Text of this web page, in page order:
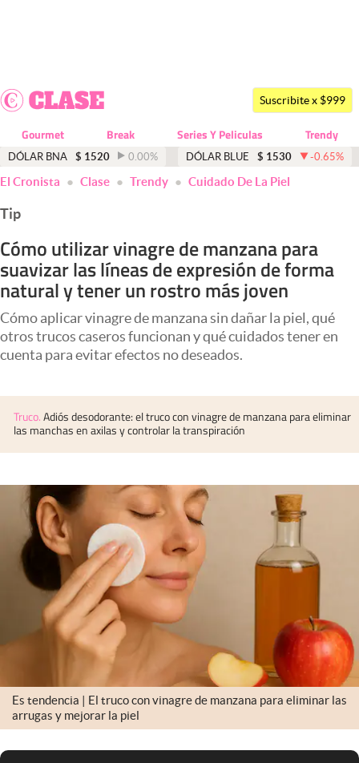
Dólar
Economía y Política
Finanzas y Mercados
Negocios
Columnistas
Apertura
Clase
Clima
Eventos Corporativos
El Cronista Studio
Mediakit
abre en nueva pestaña
Argentina
Suscribite x $999
Gourmet Break Series Y Peliculas Trendy
DÓLAR BNA $ 1520 0.00% DÓLAR BLUE $ 1530 -0.65%
El Cronista Clase Trendy Cuidado De La Piel
Tip
Cómo utilizar vinagre de manzana para
suavizar las líneas de expresión de forma
natural y tener un rostro más joven
Cómo aplicar vinagre de manzana sin dañar la piel, qué
otros trucos caseros funcionan y qué cuidados tener en
cuenta para evitar efectos no deseados.
Truco.Adiós desodorante: el truco con vinagre de manzana para eliminar
las manchas en axilas y controlar la transpiración
Es tendencia | El truco con vinagre de manzana para eliminar las
arrugas y mejorar la piel